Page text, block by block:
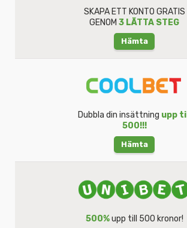
SKAPA ETT KONTO GRATIS
GENOM 3 LÄTTA STEG
Hämta
Dubbla din insättning upp till
500!!!
Hämta
500%upp till 500 kronor!